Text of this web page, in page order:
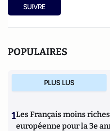
SUIVRE
POPULAIRES
PLUS LUS
1Les Français moins
européenne pour la 3e